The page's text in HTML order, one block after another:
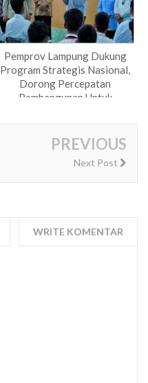
Pemprov Lampung Dukung
Program Strategis Nasional,
Dorong Percepatan
Pembangunan Untuk
PREVIOUS
Next Post
WRITE KOMENTAR